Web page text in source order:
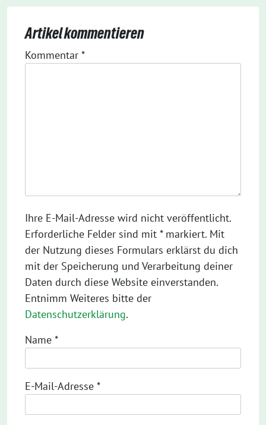
Artikel kommentieren
Kommentar *
Ihre E-Mail-Adresse wird nicht veröffentlicht.
Erforderliche Felder sind mit * markiert. Mit
der Nutzung dieses Formulars erklärst du dich
mit der Speicherung und Verarbeitung deiner
Daten durch diese Website einverstanden.
Entnimm Weiteres bitte der
Datenschutzerklärung.
Name *
E-Mail-Adresse *